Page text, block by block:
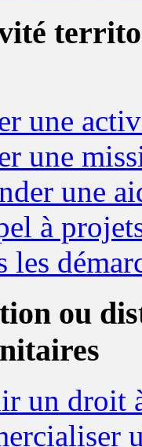
une
une
une
à
les
ou
un droit